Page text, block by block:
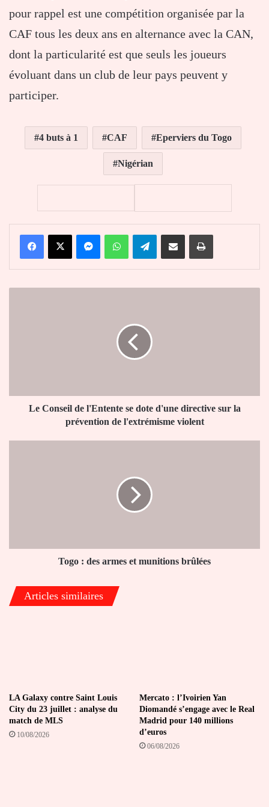
pour rappel est une compétition organisée par la
CAF tous les deux ans en alternance avec la CAN,
dont la particularité est que seuls les joueurs
évoluant dans un club de leur pays peuvent y
participer.
4 buts à 1 CAF Eperviers du Togo
Nigérian
FacebookX MessengerWhatsAppTelegramPartager par email Imprimer
sur
Le Conseil de l'Entente se dote d'une directive sur la
prévention de l'extrémisme violent
Togo : des armes et munitions brûlées
Articles similaires
LA Galaxy contre Saint Louis
City du 23 juillet : analyse du
match de MLS
10/08/2026
Mercato : l’Ivoirien Yan
Diomandé s’engage avec le Real
Madrid pour 140 millions
d’euros
06/08/2026